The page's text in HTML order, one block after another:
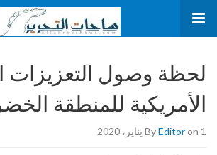
لحظة وصول التعزيزات
الأمريكية للمنطقة
ByEditoron 1 يناير، 2020